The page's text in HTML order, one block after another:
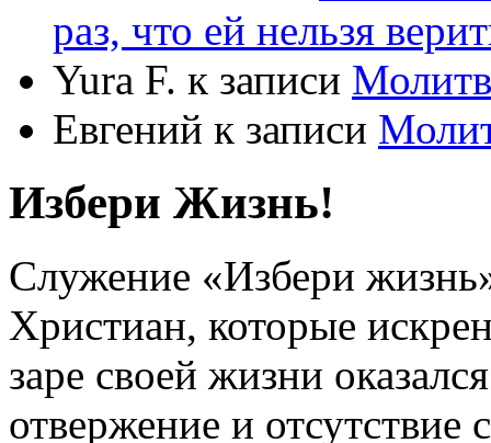
раз, что ей нельзя
Yura F. к записи
Евгений к записи
Избери Жизнь!
Служение «Избери
Христиан, которые
заре своей жизни
отвержение и